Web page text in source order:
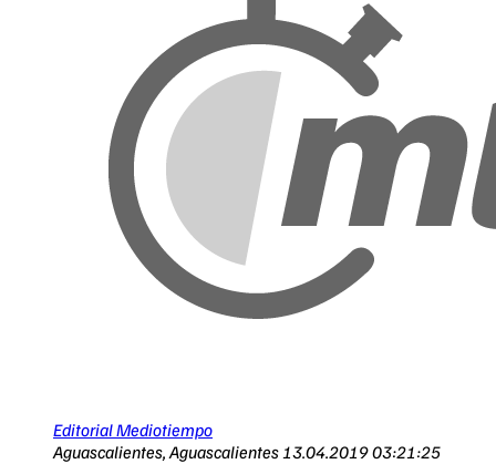
Editorial Mediotiempo
Aguascalientes, Aguascalientes 13.04.2019 03:21:25